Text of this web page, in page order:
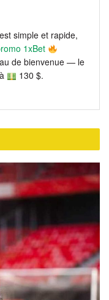
est simple et rapide,
1xBet
de bienvenue — le
130 $.